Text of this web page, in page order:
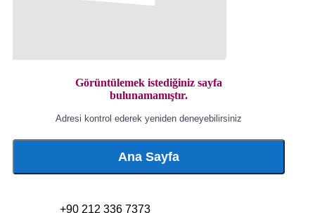
Görüntülemek istediğiniz sayfa
bulunamamıştır.
Adresi kontrol ederek yeniden deneyebilirsiniz
Ana Sayfa
+90 212 336 7373